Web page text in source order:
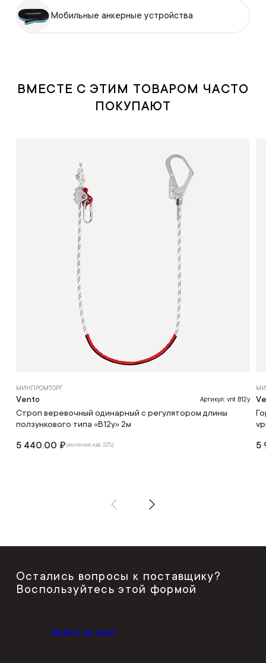
Мобильные анкерные устройства
ВМЕСТЕ С ЭТИМ ТОВАРОМ ЧАСТО
ПОКУПАЮТ
МИНПРОМТОРГ
Vento Артикул: vnt B12y
Строп веревочный одинарный с регулятором длины
ползункового типа «В12у» 2м
5 440.00 ₽(включая ндс 22%) 5
Остались вопросы к поставщику?
Воспользуйтесь этой формой
Войти на сайт